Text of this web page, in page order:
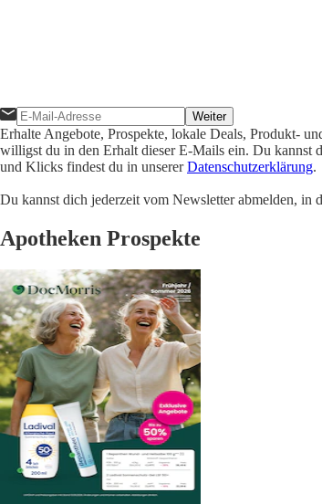
Weiter
Erhalte Angebote, Prospekte, lokale Deals, Produkt-
willigst du in den Erhalt dieser E-Mails ein. Du kannst
und Klicks findest du in unsererDatenschutzerklärung.
Du kannst dich jederzeit vom Newsletter abmelden,
Apotheken Prospekte